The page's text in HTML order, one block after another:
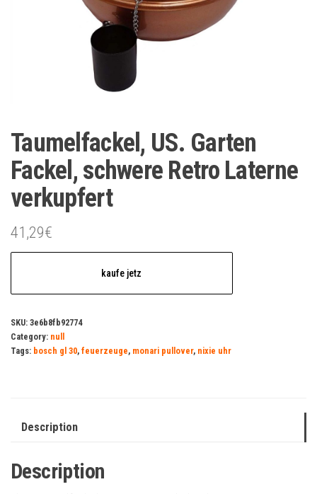
Taumelfackel, US. Garten
Fackel, schwere Retro Laterne
verkupfert
41,29€
kaufe jetz
SKU: 3e6b8fb92774
Category: null
Tags: bosch gl 30, feuerzeuge, monari pullover, nixie uhr
Description
Description